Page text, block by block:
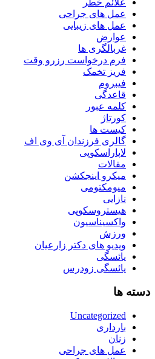
علائم خطر
عمل های جراحی
عمل های زیبایی
عوارض
غربالگری ها
فرم درخواست رزرو وقت
فریز تخمک
فیبروم
قاعدگی
کلمه عبور
کورتاژ
کیست ها
گالری فرزندان آی وی اف
لاپاراسکوپی
مقالات
میکرو اینجکشن
میومکتومی
نازایی
هیستروسکوپی
واکسیناسیون
ورزش
ویدیو های دکتر زارعیان
یائسگی
یائسگی زودرس
دسته ها
Uncategorized
بارداری
زنان
عمل های جراحی